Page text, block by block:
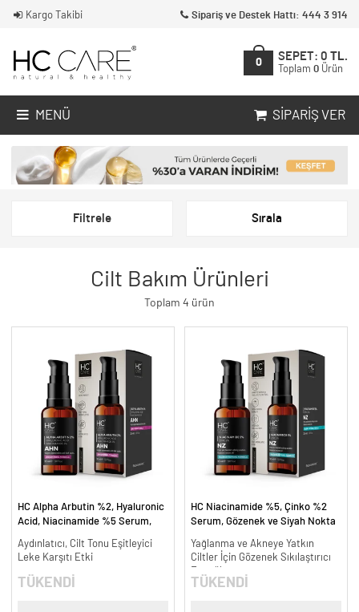
Kargo Takibi Sipariş ve Destek Hattı: 444 3 914
0
SEPET: 0 TL.
Toplam 0 Ürün
MENÜ SIPARIŞ VER
Filtrele Sırala
Cilt Bakım Ürünleri
Toplam 4 ürün
HC Alpha Arbutin %2, Hyaluronic
Acid, Niacinamide %5 Serum,
ml.
Aydınlatıcı, Cilt Tonu Eşitleyici
Leke Karşıtı Etki
TÜKENDİ
HC Niacinamide %5, Çinko %2
Serum, Gözenek ve Siyah Nokta
30 ml.
Yağlanma ve Akneye Yatkın
Ciltler İçin Gözenek Sıkılaştırıcı
Formül
TÜKENDİ